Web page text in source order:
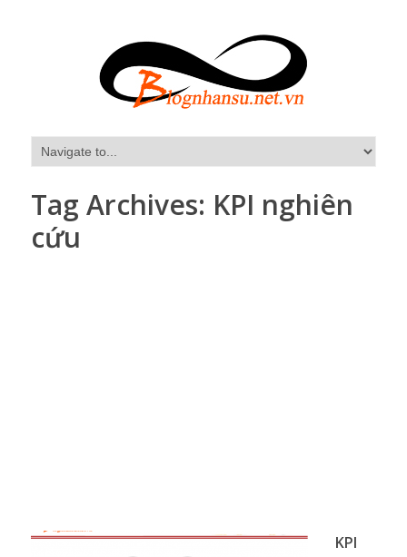
Tag Archives: KPI nghiên
cứu
KPI